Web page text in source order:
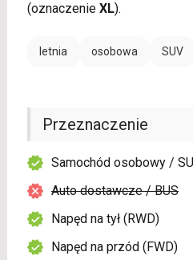
(oznaczenie XL).
letnia osobowa SUV
Przeznaczenie
Samochód osobowy /
Auto dostawcze / BUS
Napęd na tył (RWD)
Napęd na przód (FWD)